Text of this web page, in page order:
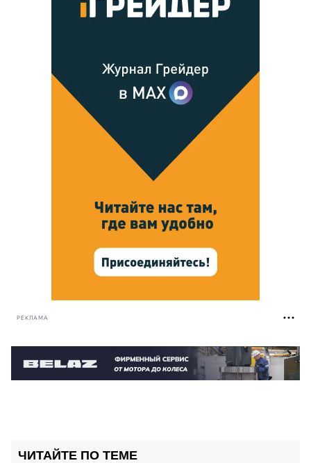
РЕКЛАМА
ЧИТАЙТЕ ПО ТЕМЕ